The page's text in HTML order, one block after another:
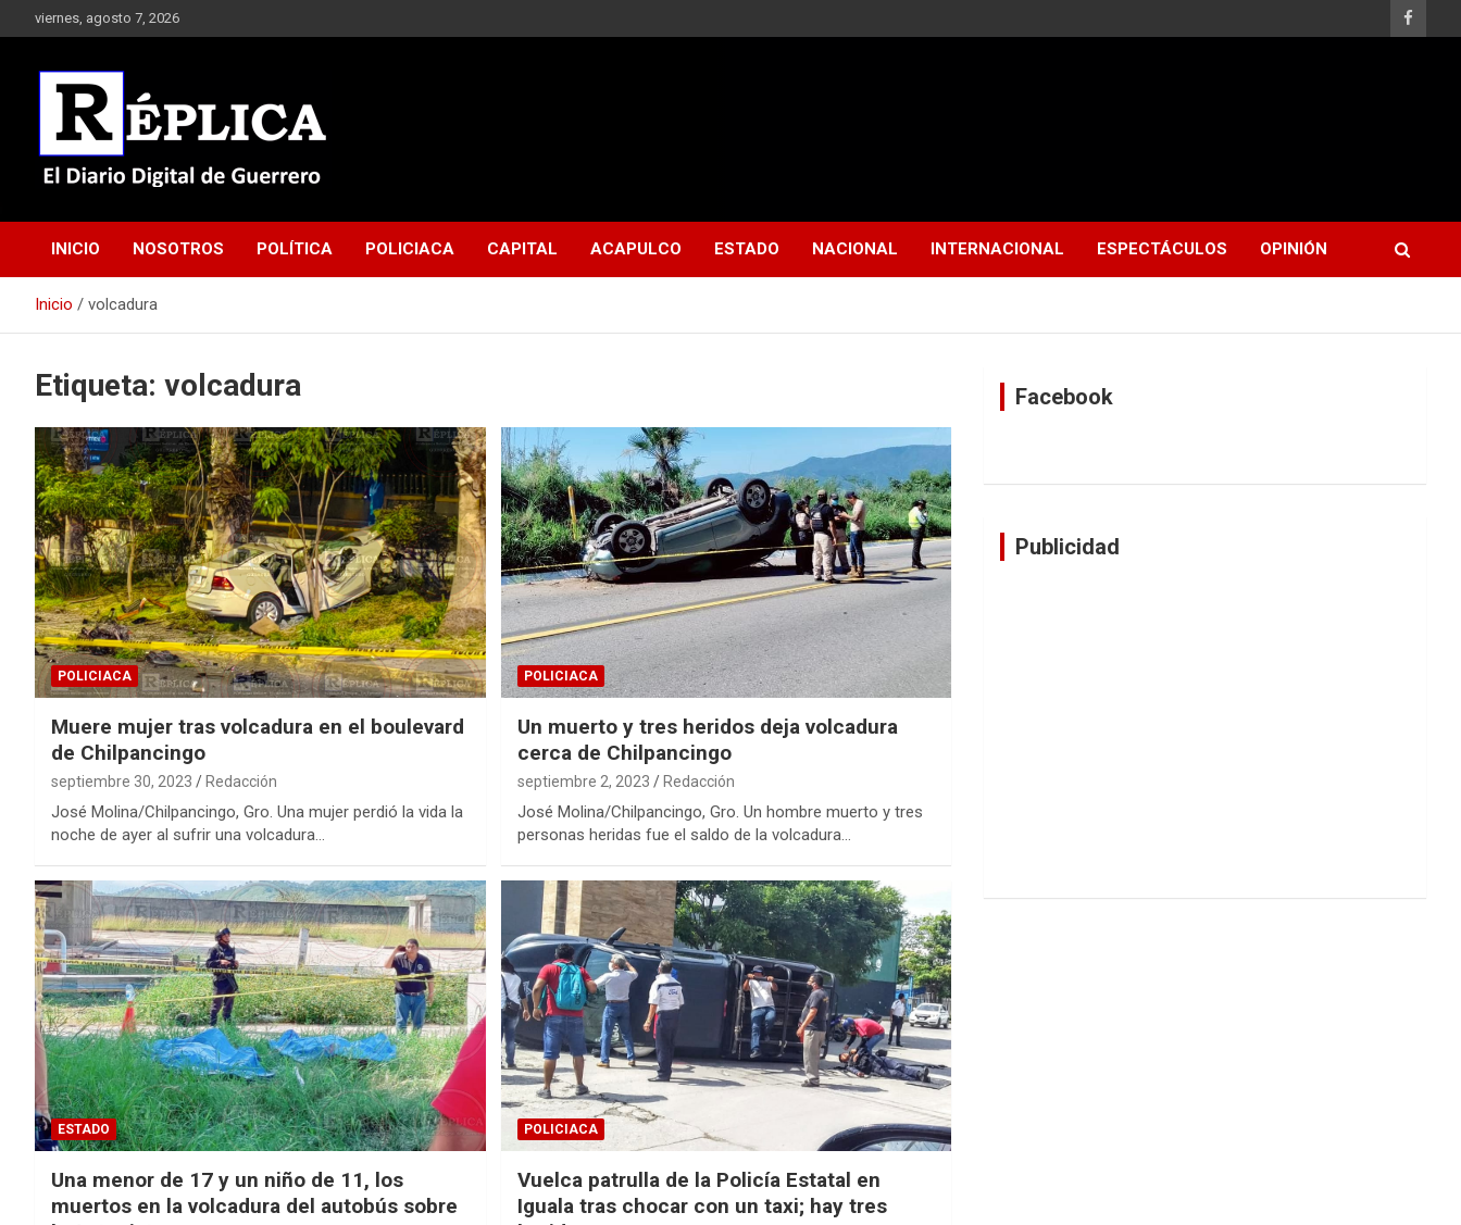
al
viernes, agosto 7, 2026
Réplica
INICIO NOSOTROS POLÍTICA POLICIACA CAPITAL ACAPULCO ESTADO NACIONAL INTERNACIONAL ESPECTÁCULOS OPINIÓN
Inicio volcadura
Etiqueta: volcadura
POLICIACA
Muere mujer tras volcadura en el boulevard
de Chilpancingo
septiembre 30, 2023 Redacción
José Molina/Chilpancingo, Gro. Una mujer perdió la vida la
noche de ayer al sufrir una volcadura…
POLICIACA
Un muerto y tres heridos deja volcadura
cerca de Chilpancingo
septiembre 2, 2023 Redacción
José Molina/Chilpancingo, Gro. Un hombre muerto y tres
personas heridas fue el saldo de la volcadura…
ESTADO
Una menor de 17 y un niño de 11, los
muertos en la volcadura del autobús sobre
POLICIACA
Vuelca patrulla de la Policía Estatal en
Iguala tras chocar con un taxi; hay tres
Facebook
Publicidad